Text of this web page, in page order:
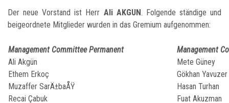
Der neue Vorstand ist Herr Ali AKGUN. Folgende ständige und
beigeordnete Mitglieder wurden in das Gremium aufgenommen:
Management Committee Permanent
Ali Akgün
Ethem Erkoç
Muzaffer SarÄ±baÅŸ
Recai Çabuk
Management
Mete Güney
Gökhan Yavuzer
Hasan Turhan
Fuat Akuzman